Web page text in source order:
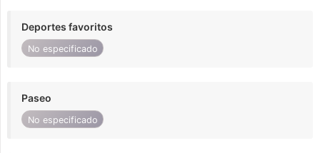
Deportes favoritos
No especificado
Paseo
No especificado